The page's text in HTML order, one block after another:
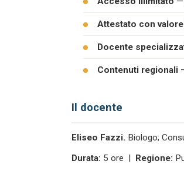
Attestato con
Docente
Contenuti regionali
Il docente
Eliseo Fazzi. Biologo;
Durata: 5 ore | Regione: